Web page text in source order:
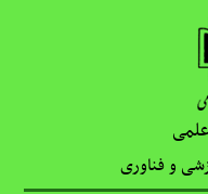
و فناوری